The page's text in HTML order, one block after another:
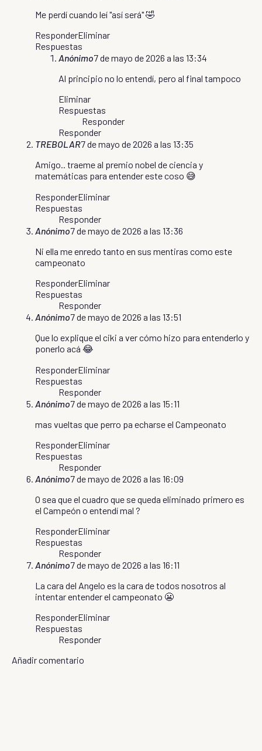
Me perdí cuando leí "así será" 🤣
ResponderEliminar
Respuestas
Anónimo7 de mayo de 2026 a las 13:34
Al principio no lo entendí, pero al final tampoco
Eliminar
Respuestas
Responder
Responder
TREBOLAR7 de mayo de 2026 a las 13:35
Amigo.. traeme al premio nobel de ciencia y
matemáticas para entender este coso 😅
ResponderEliminar
Respuestas
Responder
Anónimo7 de mayo de 2026 a las 13:36
Ni ella me enredo tanto en sus mentiras como este
campeonato
ResponderEliminar
Respuestas
Responder
Anónimo7 de mayo de 2026 a las 13:51
Que lo explique el ciki a ver cómo hizo para entenderlo y
ponerlo acá 😂
ResponderEliminar
Respuestas
Responder
Anónimo7 de mayo de 2026 a las 15:11
mas vueltas que perro pa echarse el Campeonato
ResponderEliminar
Respuestas
Responder
Anónimo7 de mayo de 2026 a las 16:09
O sea que el cuadro que se queda eliminado primero es
el Campeón o entendí mal ?
ResponderEliminar
Respuestas
Responder
Anónimo7 de mayo de 2026 a las 16:11
La cara del Angelo es la cara de todos nosotros al
intentar entender el campeonato 😬
ResponderEliminar
Respuestas
Responder
Añadir comentario